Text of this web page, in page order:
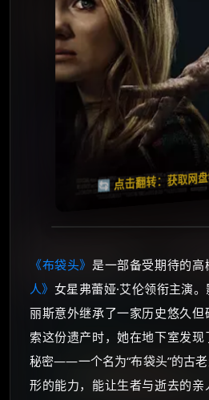
🔄 点击翻转：获取网
🧧️
《布袋头》是一部备受期待的高
人》 女星弗蕾娅·艾伦领衔主演
丽斯意外继承了一家历史悠久
索这份遗产时，她在地下室发
秘密——一个名为“布袋头”的古
形的能力，能让生者与逝去的